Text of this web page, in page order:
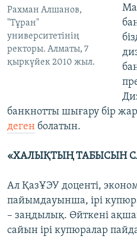
Рахман Алшанов,
"Тұран"
университетінің
ректоры. Алматы, 7
қыркүйек 2010 жыл.
банкнотты шығару бір
деген болатын.
«ХАЛЫҚТЫҢ ТАБЫСЫН
Ал ҚазҰЭУ доценті,
пайымдауынша, ірі
– заңдылық. Өйткені
сайын ірі купюралар